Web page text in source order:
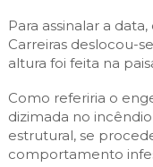
Para assinalar a
Carreiras deslocou-
altura foi feita na
Como referiria o
dizimada no
estrutural, se
comportamento